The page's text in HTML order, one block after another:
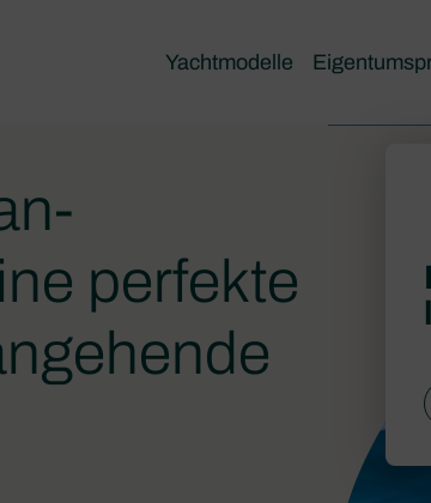
Yachtmodelle
perfekte